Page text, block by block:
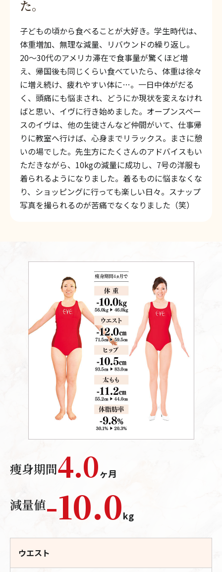
た。
子どもの頃から食べることが大好き。学生時代は、
体重増加、無理な減量、リバウンドの繰り返し。
20〜30代のアメリカ滞在で食事量が驚くほど増
え、帰国後も同じくらい食べていたら、体重は徐々
に増え続け、疲れやすい体に…。一日中体がだる
く、頭痛にも悩まされ、どうにか現状を変えなけれ
ばと思い、イヴに行き始めました。オープンスペー
スのイヴは、他の生徒さんなど仲間がいて、仕事帰
りに教室へ行けば、心身までリラックス。まさに憩
いの場でした。先生方にたくさんのアドバイスもい
ただきながら、10kgの減量に成功し、7号の洋服も
着られるようになりました。着るものに悩まなくな
り、ショッピングに行っても楽しい日々。スナップ
写真を撮られるのが苦痛でなくなりました（笑）
痩身期間4.0ヶ月
減量値-10.0kg
ウエスト